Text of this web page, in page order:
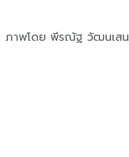
ภาพโดย พีรณัฐ วัฒนเสน